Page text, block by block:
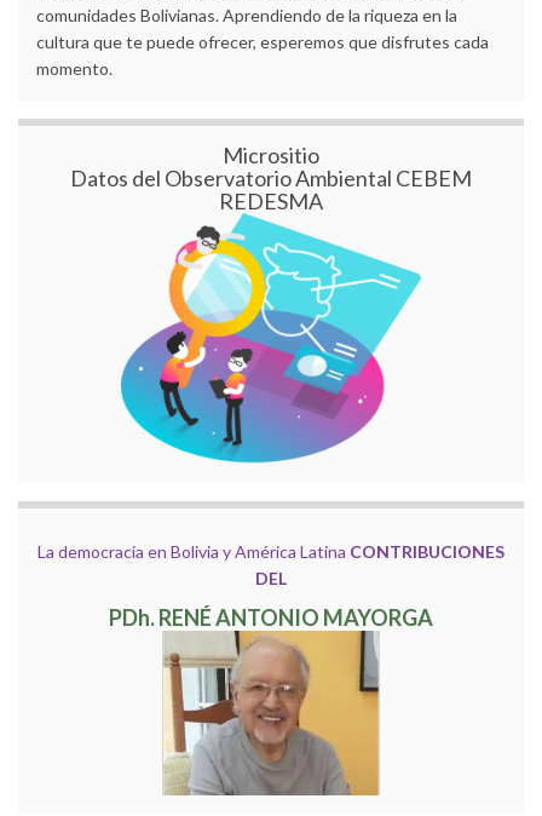
comunidades Bolivianas. Aprendiendo de la riqueza en la
cultura que te puede ofrecer, esperemos que disfrutes cada
momento.
Micrositio
Datos del Observatorio Ambiental CEBEM
REDESMA
La democracia en Bolivia y América Latina CONTRIBUCIONES
DEL
PDh. RENÉ ANTONIO MAYORGA